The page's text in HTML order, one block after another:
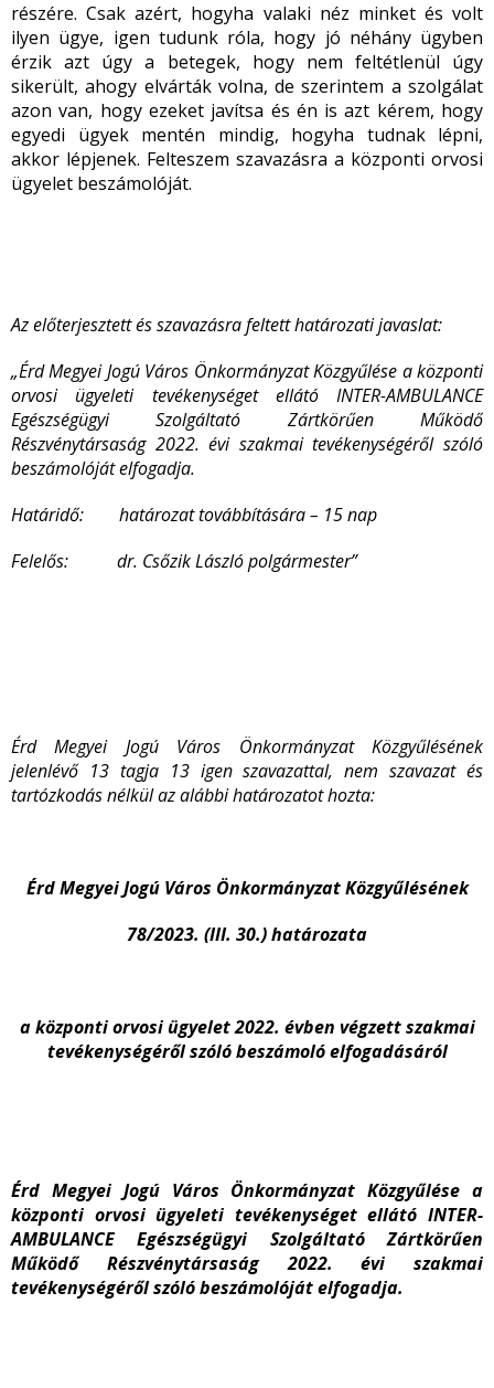
részére. Csak azért, hogyha valaki néz minket és volt
ilyen ügye, igen tudunk róla, hogy jó néhány ügyben
érzik azt úgy a betegek, hogy nem feltétlenül úgy
sikerült, ahogy elvárták volna, de szerintem a szolgálat
azon van, hogy ezeket javítsa és én is azt kérem, hogy
egyedi ügyek mentén mindig, hogyha tudnak lépni,
akkor lépjenek. Felteszem szavazásra a központi orvosi
ügyelet beszámolóját.
Az előterjesztett és szavazásra feltett határozati javaslat:
„Érd Megyei Jogú Város Önkormányzat Közgyűlése a központi
orvosi ügyeleti tevékenységet ellátó INTER-AMBULANCE
Egészségügyi Szolgáltató Zártkörűen Működő
Részvénytársaság 2022. évi szakmai tevékenységéről szóló
beszámolóját elfogadja.
Határidő: határozat továbbítására – 15 nap
Felelős: dr. Csőzik László polgármester”
Érd Megyei Jogú Város Önkormányzat Közgyűlésének
jelenlévő 13 tagja 13 igen szavazattal, nem szavazat és
tartózkodás nélkül az alábbi határozatot hozta:
Érd Megyei Jogú Város Önkormányzat Közgyűlésének
78/2023. (III. 30.) határozata
a központi orvosi ügyelet 2022. évben végzett szakmai
tevékenységéről szóló beszámoló elfogadásáról
Érd Megyei Jogú Város Önkormányzat Közgyűlése a
központi orvosi ügyeleti tevékenységet ellátó INTER-
AMBULANCE Egészségügyi Szolgáltató Zártkörűen
Működő Részvénytársaság 2022. évi szakmai
tevékenységéről szóló beszámolóját elfogadja.